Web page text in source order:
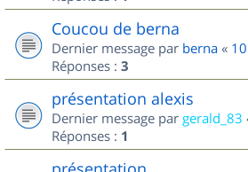
Coucou de berna
Dernier message par berna «
Réponses : 3
présentation alexis
Dernier message par gerald_83
Réponses : 1